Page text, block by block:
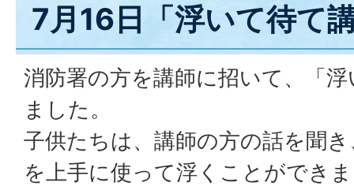
7月16日「浮いて待て
消防署の方を講師に招いて、「
ました。
子供たちは、講師の方の話を聞
を上手に使って浮くことができ